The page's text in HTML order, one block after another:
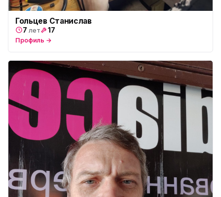
Гольцев Станислав
7 лет 17
Профиль →